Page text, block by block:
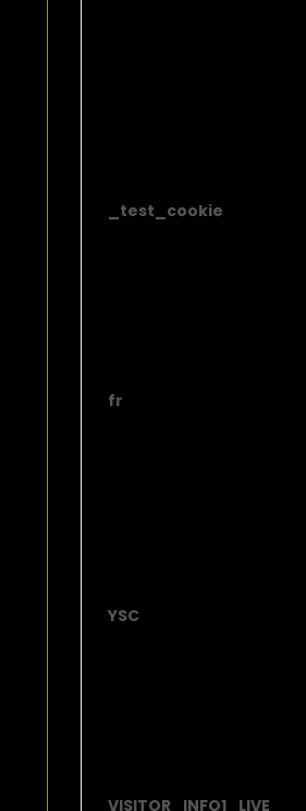
_test_cookie
fr
YSC
VISITOR_INFO1_LIVE